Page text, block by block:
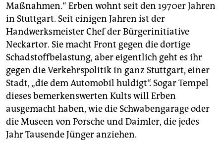
Maßnahmen.“ Erben wohnt seit den 1970er Jahren
in Stuttgart. Seit einigen Jahren ist der
Handwerksmeister Chef der Bürgerinitiative
Neckartor. Sie macht Front gegen die dortige
Schadstoffbelastung, aber eigentlich geht es ihr
gegen die Verkehrspolitik in ganz Stuttgart, einer
Stadt, „die dem Automobil huldigt“. Sogar Tempel
dieses bemerkenswerten Kults will Erben
ausgemacht haben, wie die Schwabengarage oder
die Museen von Porsche und Daimler, die jedes
Jahr Tausende Jünger anziehen.